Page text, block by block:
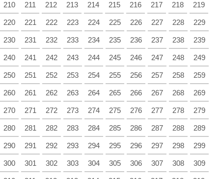
210 211 212 213 214 215 216 217 218 219
220 221 222 223 224 225 226 227 228 229
230 231 232 233 234 235 236 237 238 239
240 241 242 243 244 245 246 247 248 249
250 251 252 253 254 255 256 257 258 259
260 261 262 263 264 265 266 267 268 269
270 271 272 273 274 275 276 277 278 279
280 281 282 283 284 285 286 287 288 289
290 291 292 293 294 295 296 297 298 299
300 301 302 303 304 305 306 307 308 309